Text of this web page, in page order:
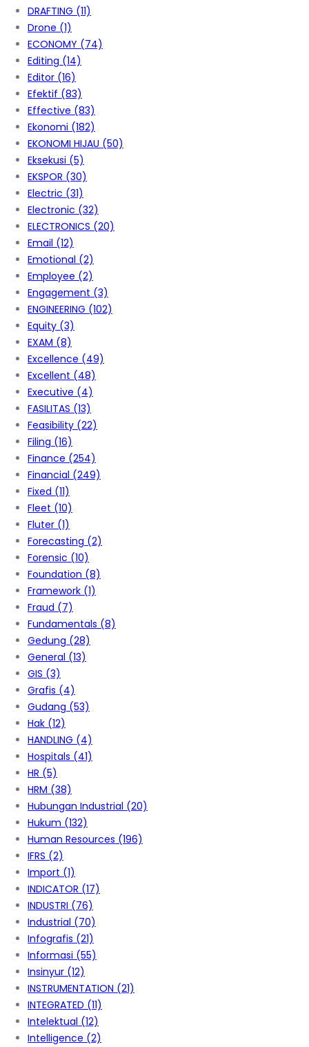
DRAFTING (11)
Drone (1)
ECONOMY (74)
Editing (14)
Editor (16)
Efektif (83)
Effective (83)
Ekonomi (182)
EKONOMI HIJAU (50)
Eksekusi (5)
EKSPOR (30)
Electric (31)
Electronic (32)
ELECTRONICS (20)
Email (12)
Emotional (2)
Employee (2)
Engagement (3)
ENGINEERING (102)
Equity (3)
EXAM (8)
Excellence (49)
Excellent (48)
Executive (4)
FASILITAS (13)
Feasibility (22)
Filing (16)
Finance (254)
Financial (249)
Fixed (11)
Fleet (10)
Fluter (1)
Forecasting (2)
Forensic (10)
Foundation (8)
Framework (1)
Fraud (7)
Fundamentals (8)
Gedung (28)
General (13)
GIS (3)
Grafis (4)
Gudang (53)
Hak (12)
HANDLING (4)
Hospitals (41)
HR (5)
HRM (38)
Hubungan Industrial (20)
Hukum (132)
Human Resources (196)
IFRS (2)
Import (1)
INDICATOR (17)
INDUSTRI (76)
Industrial (70)
Infografis (21)
Informasi (55)
Insinyur (12)
INSTRUMENTATION (21)
INTEGRATED (11)
Intelektual (12)
Intelligence (2)